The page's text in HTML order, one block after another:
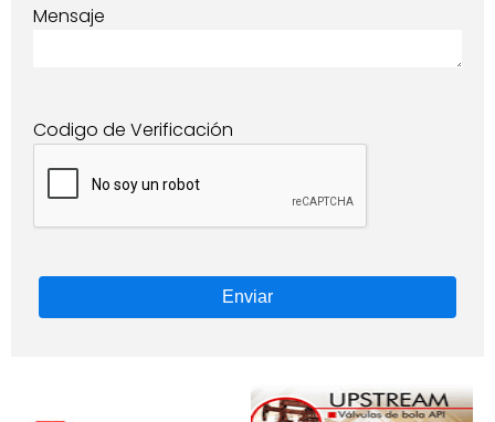
Mensaje
Codigo de Verificación
Enviar